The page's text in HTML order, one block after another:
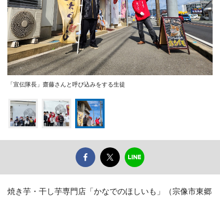
「宣伝隊長」齋藤さんと呼び込みをする生徒
焼き芋・干し芋専門店「かなでのほしいも」（宗像市東郷